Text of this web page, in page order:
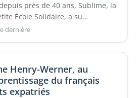
près de 40 ans, Sublime, la
École Solidaire, a su
...
dernière·
Henry-Werner, au
du français
expatriés